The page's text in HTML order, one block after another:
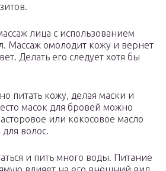
лица с использованием
Массаж омолодит кожу и вернет
Делать его следует хотя бы
питать кожу, делая маски и
масок для бровей можно
или кокосовое масло
волос.
и пить много воды. Питание